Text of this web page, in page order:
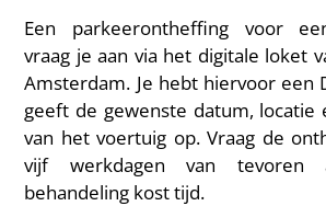
Een parkeerontheffing voor
vraag je aan via het digitale loket
Amsterdam. Je hebt hiervoor een
geeft de gewenste datum, locatie
van het voertuig op. Vraag de
vijf werkdagen van tevoren
behandeling kost tijd.